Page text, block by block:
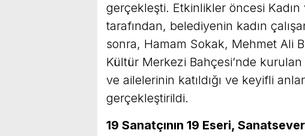
gerçekleşti. Etkinlikler öncesi
tarafından, belediyenin kadın
sonra, Hamam Sokak, Mehmet Ali
Kültür Merkezi Bahçesi’nde kurulan
ve ailelerinin katıldığı ve keyifli
gerçekleştirildi.
19 Sanatçının 19 Eseri,